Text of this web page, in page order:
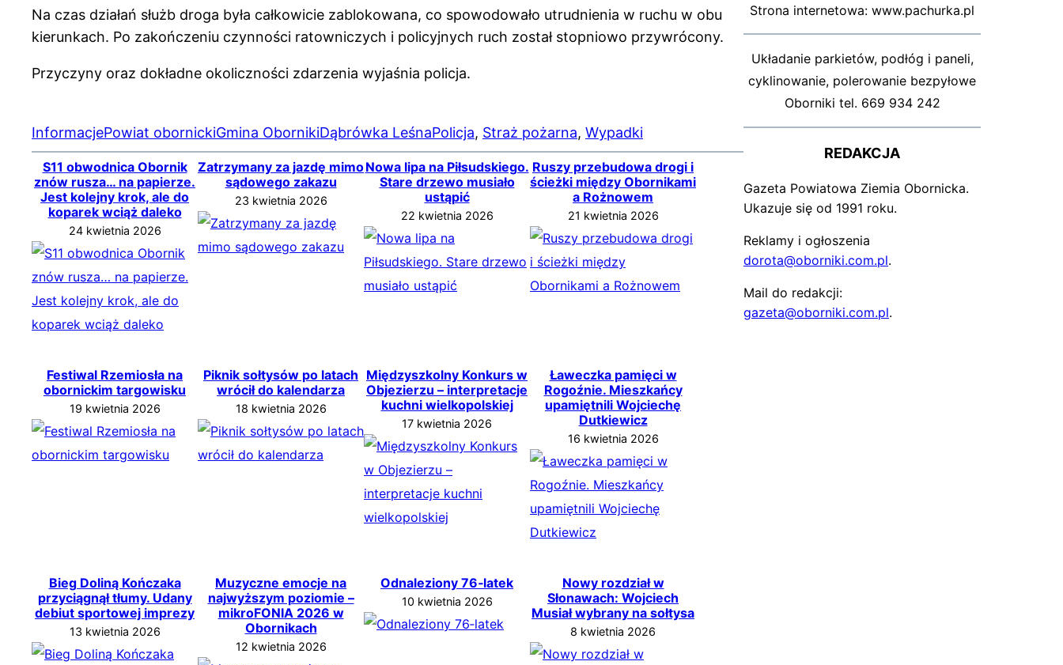
Na czas działań służb droga była całkowicie zablokowana, co spowodowało utrudnienia w ruchu w obu
kierunkach. Po zakończeniu czynności ratowniczych i policyjnych ruch został stopniowo przywrócony.
Przyczyny oraz dokładne okoliczności zdarzenia wyjaśnia policja.
InformacjePowiat obornickiGmina ObornikiDąbrówka LeśnaPolicja, Straż pożarna, Wypadki
S11 obwodnica Obornik
znów rusza… na papierze.
Jest kolejny krok, ale do
koparek wciąż daleko
24 kwietnia 2026
Zatrzymany za jazdę mimo
sądowego zakazu
23 kwietnia 2026
Nowa lipa na Piłsudskiego.
Stare drzewo musiało
ustąpić
22 kwietnia 2026
Ruszy przebudowa drogi i
ścieżki między Obornikami
a Rożnowem
21 kwietnia 2026
Festiwal Rzemiosła na
obornickim targowisku
19 kwietnia 2026
Piknik sołtysów po latach
wrócił do kalendarza
18 kwietnia 2026
Międzyszkolny Konkurs w
Objezierzu – interpretacje
kuchni wielkopolskiej
17 kwietnia 2026
Ławeczka pamięci w
Rogoźnie. Mieszkańcy
upamiętnili Wojciechę
Dutkiewicz
16 kwietnia 2026
Bieg Doliną Kończaka
przyciągnął tłumy. Udany
debiut sportowej imprezy
13 kwietnia 2026
Muzyczne emocje na
najwyższym poziomie –
mikroFONIA 2026 w
Obornikach
12 kwietnia 2026
Odnaleziony 76‑latek
10 kwietnia 2026
Nowy rozdział w
Słonawach: Wojciech
Musiał wybrany na sołtysa
8 kwietnia 2026
Strona internetowa: www.pachurka.pl
Układanie parkietów, podłóg i paneli,
cyklinowanie, polerowanie bezpyłowe
Oborniki tel. 669 934 242
REDAKCJA
Gazeta Powiatowa Ziemia Obornicka.
Ukazuje się od 1991 roku.
Reklamy i ogłoszenia
dorota@oborniki.com.pl.
Mail do redakcji:
gazeta@oborniki.com.pl.